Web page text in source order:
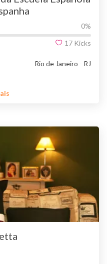
0%
17 Kicks
Rio de Janeiro - RJ